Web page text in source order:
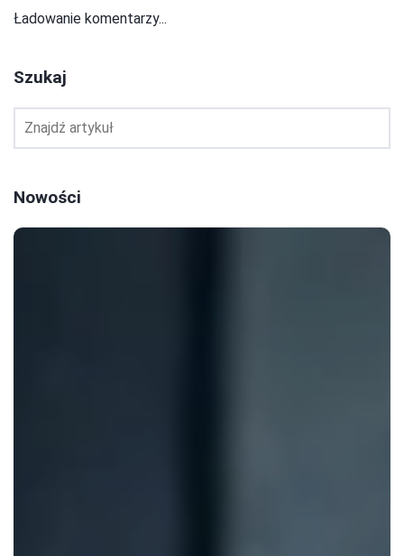
Ładowanie komentarzy...
Szukaj
Nowości